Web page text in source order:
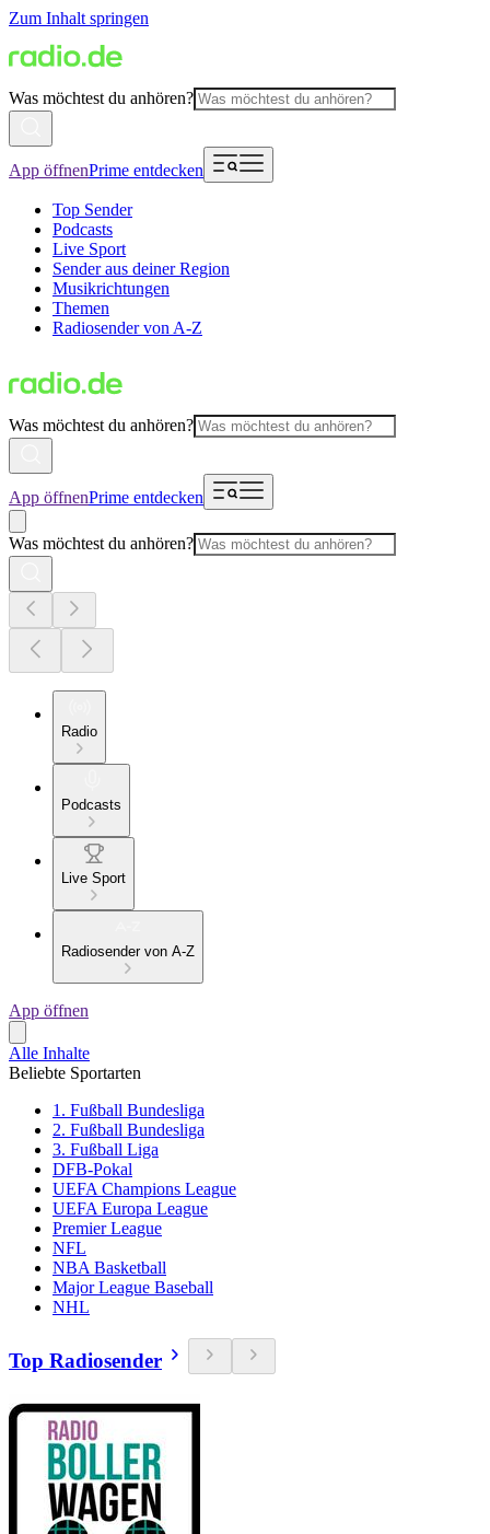
Zum Inhalt springen
Was möchtest du anhören?
App öffnenPrime entdecken
Top Sender
Podcasts
Live Sport
Sender aus deiner Region
Musikrichtungen
Themen
Radiosender von A-Z
Was möchtest du anhören?
App öffnenPrime entdecken
Was möchtest du anhören?
Radio
Podcasts
Live Sport
Radiosender von A-Z
App öffnen
Alle Inhalte
Beliebte Sportarten
1. Fußball Bundesliga
2. Fußball Bundesliga
3. Fußball Liga
DFB-Pokal
UEFA Champions League
UEFA Europa League
Premier League
NFL
NBA Basketball
Major League Baseball
NHL
Top Radiosender